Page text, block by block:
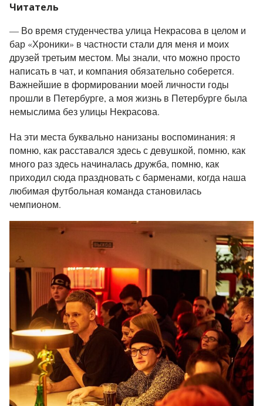
Читатель
— Во время студенчества улица Некрасова в целом и
бар «Хроники» в частности стали для меня и моих
друзей третьим местом. Мы знали, что можно просто
написать в чат, и компания обязательно соберется.
Важнейшие в формировании моей личности годы
прошли в Петербурге, а моя жизнь в Петербурге была
немыслима без улицы Некрасова.
На эти места буквально нанизаны воспоминания: я
помню, как расставался здесь с девушкой, помню, как
много раз здесь начиналась дружба, помню, как
приходил сюда праздновать с барменами, когда наша
любимая футбольная команда становилась
чемпионом.